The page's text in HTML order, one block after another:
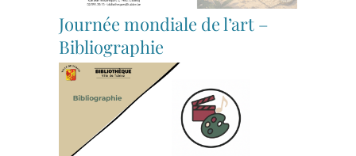
Journée mondiale de l’art –
Bibliographie